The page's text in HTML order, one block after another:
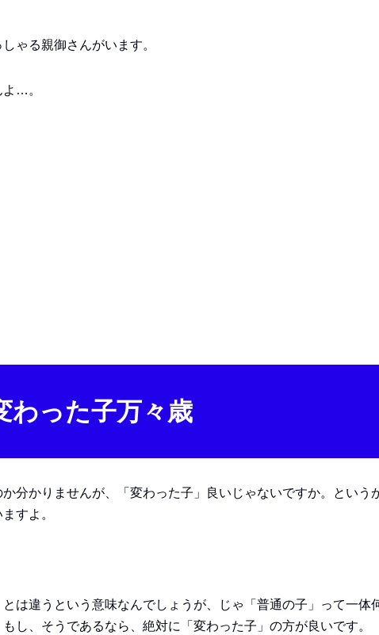
ゃる親御さんがいます。
よ…。
わった子万々歳
分かりませんが、「変わった子」良いじゃないですか。という
すよ。
は違うという意味なんでしょうが、じゃ「普通の子」って一体
、そうであるなら、絶対に「変わった子」の方が良いです